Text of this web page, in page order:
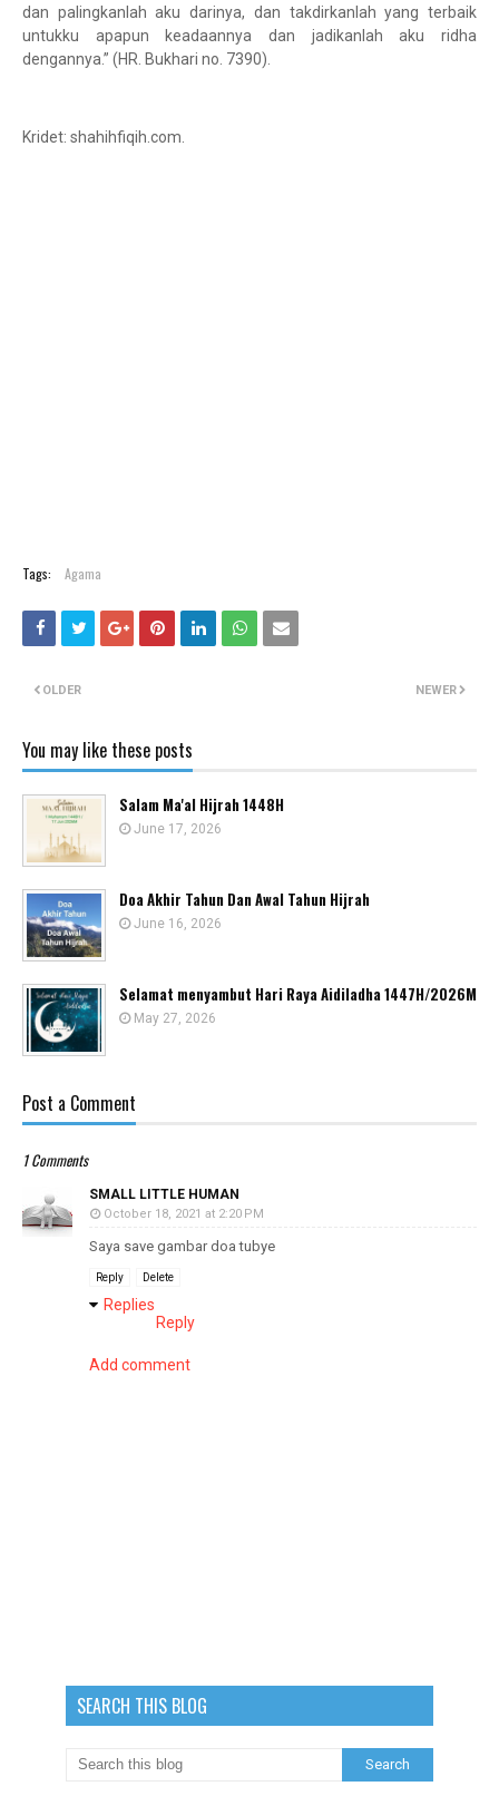
dan palingkanlah aku darinya, dan takdirkanlah yang terbaik
untukku apapun keadaannya dan jadikanlah aku ridha
dengannya.” (HR. Bukhari no. 7390).
Kridet: shahihfiqih.com.
Tags: Agama
NEWER
OLDER
You may like these posts
Salam Ma'al Hijrah 1448H
June 17, 2026
Doa Akhir Tahun Dan Awal Tahun Hijrah
June 16, 2026
Selamat menyambut Hari Raya Aidiladha 1447H/2026M
May 27, 2026
Post a Comment
1 Comments
SMALL LITTLE HUMAN
October 18, 2021 at 2:20 PM
Saya save gambar doa tubye
Reply Delete
Replies
Reply
Add comment
SEARCH THIS BLOG